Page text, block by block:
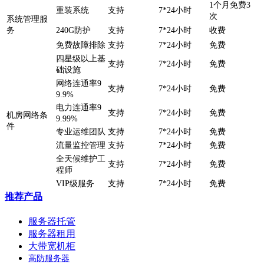
系统管理服
务
重装系统 支持 7*24小时
1个月免费3
次
240G防护
支持 7*24小时
收费
免费故障排除 支持 7*24小时 免费
机房网络条
件
四星级以上基
础设施
支持 7*24小时 免费
网络连通率9
9.9%
支持 7*24小时 免费
电力连通率9
9.99%
支持 7*24小时 免费
专业运维团队 支持 7*24小时
免费
流量监控管理 支持 7*24小时
免费
全天候维护工
程师
支持 7*24小时 免费
VIP级服务 支持 7*24小时 免费
推荐产品
服务器托管
服务器租用
大带宽机柜
高防服务器